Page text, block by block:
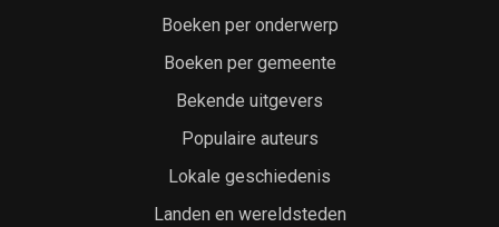
Boeken per onderwerp
Boeken per gemeente
Bekende uitgevers
Populaire auteurs
Lokale geschiedenis
Landen en wereldsteden